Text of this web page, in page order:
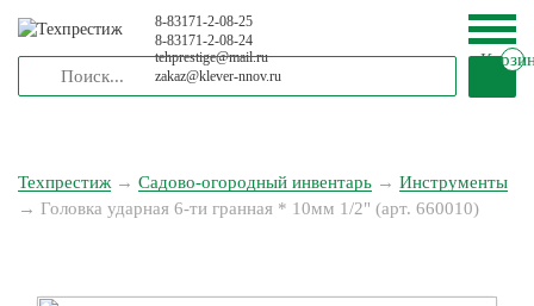
8-83171-2-08-25
8-83171-2-08-24
tehprestige@mail.ru
zakaz@klever-nnov.ru
Техпрестиж → Садово-огородный инвентарь → Инструменты
→ Головка ударная 6-ти гранная * 10мм 1/2" (арт. 660010)